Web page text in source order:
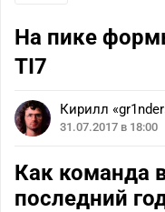
На пике
TI7
Кирилл
31.07.2017 в 18:00
Как команда
последний